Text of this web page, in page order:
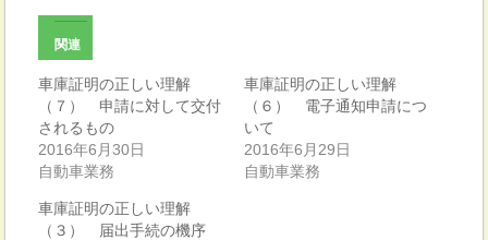
関連
車庫証明の正しい理解
（７） 申請に対して交付
されるもの
2016年6月30日
自動車業務
車庫証明の正しい理解
（６） 電子通知申請につ
いて
2016年6月29日
自動車業務
車庫証明の正しい理解
（３） 届出手続の機序